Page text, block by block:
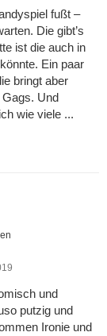
fußt –
Die gibt’s
ist die auch in
Ein paar
bringt aber
Gags. Und
wie viele ...
und
putzig und
Ironie und